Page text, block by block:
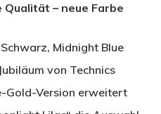
– neue Farbe
Midnight Blue
von Technics
Gold-Version erweitert